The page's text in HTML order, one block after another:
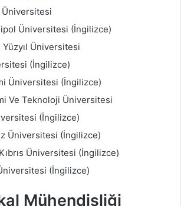
Üniversitesi (İngilizce)
Üniversitesi
(İngilizce)
Üniversitesi (İngilizce)
Ve Teknoloji Üniversitesi
(İngilizce)
Üniversitesi (İngilizce)
Üniversitesi (İngilizce)
(İngilizce)
Mühendisliği